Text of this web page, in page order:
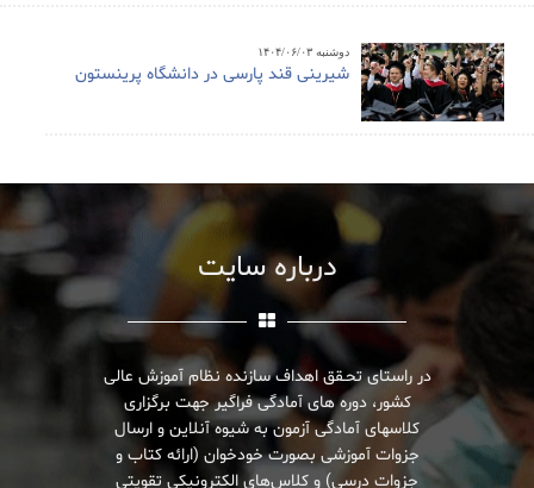
دوشنبه ۱۴۰۴/۰۶/۰۳
شیرینی قند پارسی در دانشگاه پرینستون
درباره سایت
در راستای تحـقق اهداف سازنده نظام آموزش عالی
کشور، دوره های آمادگی فراگیر جهت برگزاری
کلاسهای آمادگی آزمون به شیوه آنلاین و ارسال
جزوات آموزشی بصورت خودخوان (ارائه کتاب و
جزوات درسی) و کلاس‌های الکترونیکی تقویتی